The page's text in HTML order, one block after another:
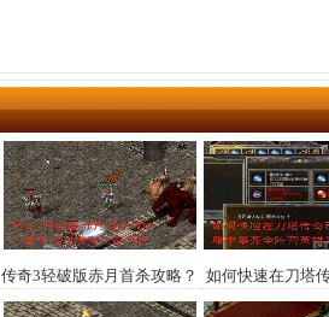
传奇3轻破版赤月首杀攻略？
高手速来围观独家解析
如何快速在刀塔
集齐全阵营